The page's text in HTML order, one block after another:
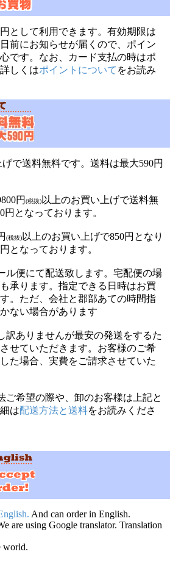
として利用できます。有効期限は
前にお知らせが届くので、ポイン
です。なお、カード支払の時はポ
しくはポイントについて をお読み
で送料無料です。送料は最大590円
円 (税抜)以上のお買い上げで送料無
となっております。
(税抜)以上のお買い上げで850円となり
となっております。
ル便にて配送致します。宅配便の場
承ります。指定できる日時はお買
。ただ、会社と郡部あての時間指
ない場合があります
訳ありませんが最安の発送をするた
せていただきます。お客様のご希
た場合、実費をご請求させていた
ご希望の際や、卸のお客様は上記と
は配送方法と送料をお読みくださ
And can order in English.
are using Google translator. Translation
world.